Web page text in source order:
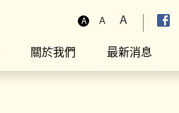
A A A
關於我們 最新消息